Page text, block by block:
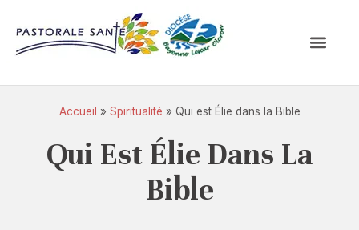
Accueil » Spiritualité » Qui est Élie dans la Bible
Qui Est Élie Dans La
Bible